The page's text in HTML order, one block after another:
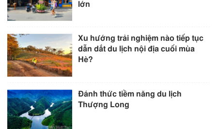
lớn
Xu hướng trải nghiệm nào tiếp tục
dẫn dắt du lịch nội địa cuối mùa
Hè?
Đánh thức tiềm năng du lịch
Thượng Long